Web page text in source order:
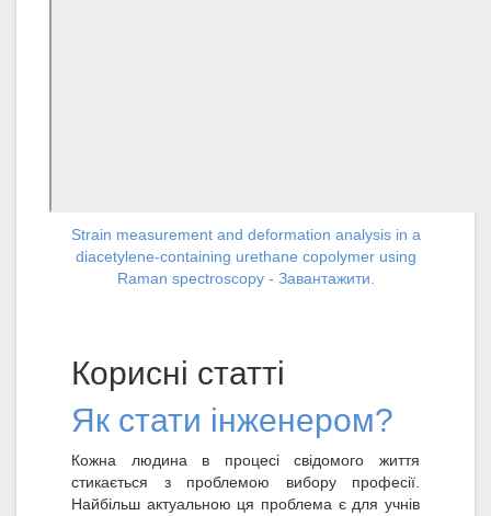
Strain measurement and deformation analysis in a
diacetylene-containing urethane copolymer using
Raman spectroscopy - Завантажити.
Корисні статті
Як стати інженером?
Кожна людина в процесі свідомого життя
стикається з проблемою вибору професії.
Найбільш актуальною ця проблема є для учнів